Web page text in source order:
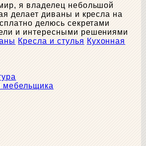
я владелец небольшой
делает диваны и кресла на
делюсь секретами
и интересными решениями
Кресла и стулья Кухонная
мебельщика